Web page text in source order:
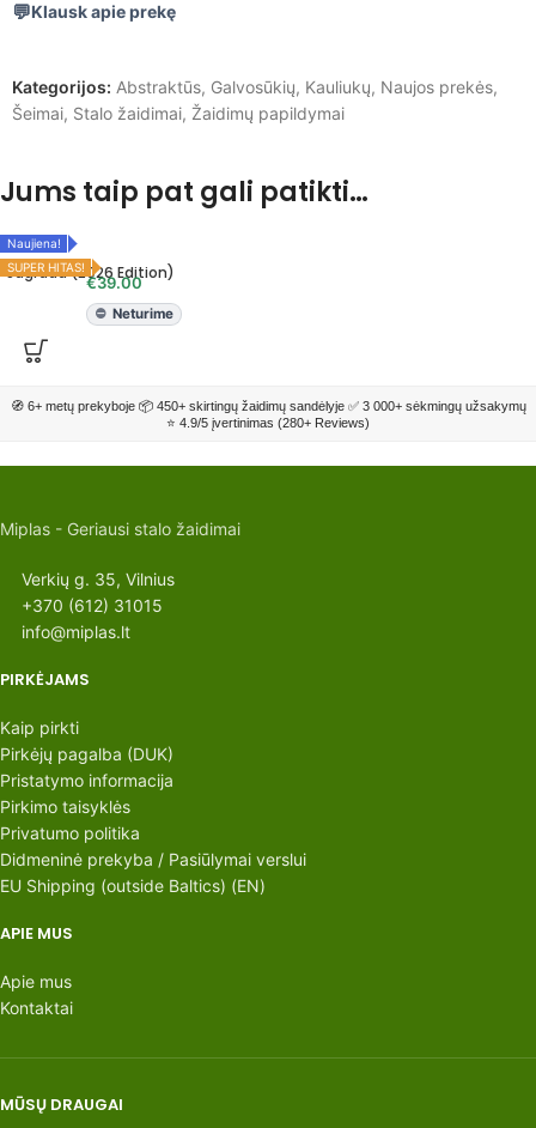
Klausk apie prekę
Kategorijos: Abstraktūs, Galvosūkių, Kauliukų, Naujos prekės,
Šeimai, Stalo žaidimai, Žaidimų papildymai
Jums taip pat gali patikti…
Naujiena!
SUPER HITAS!
Sagrada (2026 Edition)
€39.00
Neturime
🧭 6+ metų prekyboje 📦 450+ skirtingų žaidimų sandėlyje ✅ 3 000+ sėkmingų užsakymų
⭐ 4.9/5 įvertinimas (280+ Reviews)
Miplas - Geriausi stalo žaidimai
Verkių g. 35, Vilnius
+370 (612) 31015
info@miplas.lt
PIRKĖJAMS
Kaip pirkti
Pirkėjų pagalba (DUK)
Pristatymo informacija
Pirkimo taisyklės
Privatumo politika
Didmeninė prekyba / Pasiūlymai verslui
EU Shipping (outside Baltics) (EN)
APIE MUS
Apie mus
Kontaktai
MŪSŲ DRAUGAI